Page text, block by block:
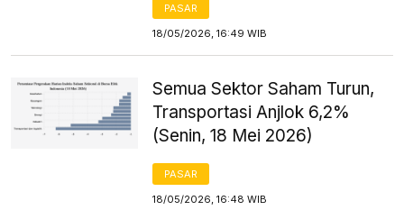
PASAR
18/05/2026, 16:49 WIB
Semua Sektor Saham Turun,
Transportasi Anjlok 6,2%
(Senin, 18 Mei 2026)
PASAR
18/05/2026, 16:48 WIB